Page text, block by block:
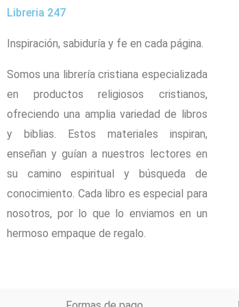
Libreria 247
Inspiración, sabiduría y fe en cada página.
Somos una librería cristiana especializada
en productos religiosos cristianos,
ofreciendo una amplia variedad de libros
y biblias. Estos materiales inspiran,
enseñan y guían a nuestros lectores en
su camino espiritual y búsqueda de
conocimiento. Cada libro es especial para
nosotros, por lo que lo enviamos en un
hermoso empaque de regalo.